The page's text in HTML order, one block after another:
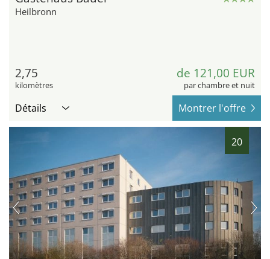
Heilbronn
2,75
kilomètres
de 121,00 EUR
par chambre et nuit
Détails Montrer l'offre
20